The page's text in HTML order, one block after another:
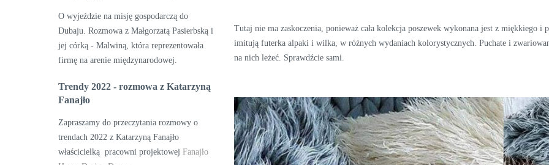
O wyjeździe na misję gospodarczą do
Dubaju. Rozmowa z Małgorzatą Pasierbską i
jej córką - Malwiną, która reprezentowała
firmę na arenie międzynarodowej.
Trendy 2022 - rozmowa z Katarzyną
Fanajło
Zapraszamy do przeczytania rozmowy o
trendach 2022 z Katarzyną Fanajło
właścicielką pracowni projektowej Fanajło
Tutaj nie ma zaskoczenia, ponieważ cała kolekcja poszewek wykonana jest z miękkiego
imitują futerka alpaki i wilka, w różnych wydaniach kolorystycznych. Puchate i
na nich leżeć. Sprawdźcie sami.